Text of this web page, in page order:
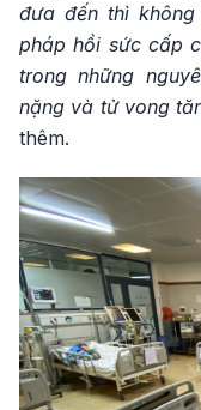
đưa đến thì
pháp hồi sức cấp
trong những
nặng và tử vong
thêm.